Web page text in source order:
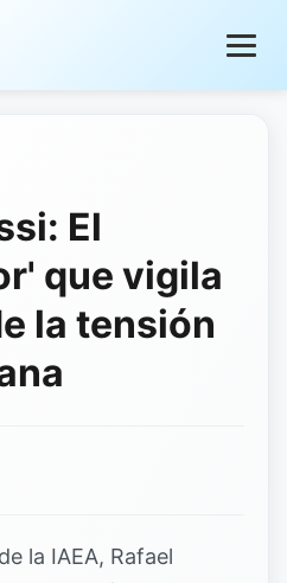
El
que vigila
la tensión
la IAEA, Rafael